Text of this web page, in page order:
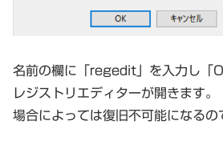
名前の欄に「regedit」を入力し「
レジストリエディターが開きます。
場合によっては復旧不可能になるの